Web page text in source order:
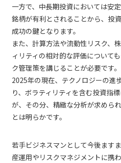
一方で、中長期投資においては安
銘柄が有利とされることから、投
成功の鍵となります。
また、計算方法や流動性リスク、
ィリティの相対的な評価について
ク管理策を講じることが必要です。
2025年の現在、テクノロジーの進
り、ボラティリティを含む投資指
が、その分、精緻な分析が求めら
とは明らかです。
若手ビジネスマンとして今後ます
産運用やリスクマネジメントに携